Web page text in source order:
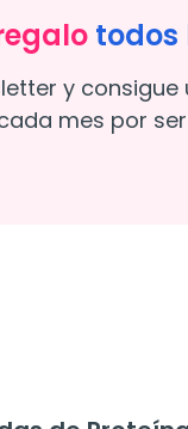
todos
y consigue
mes por